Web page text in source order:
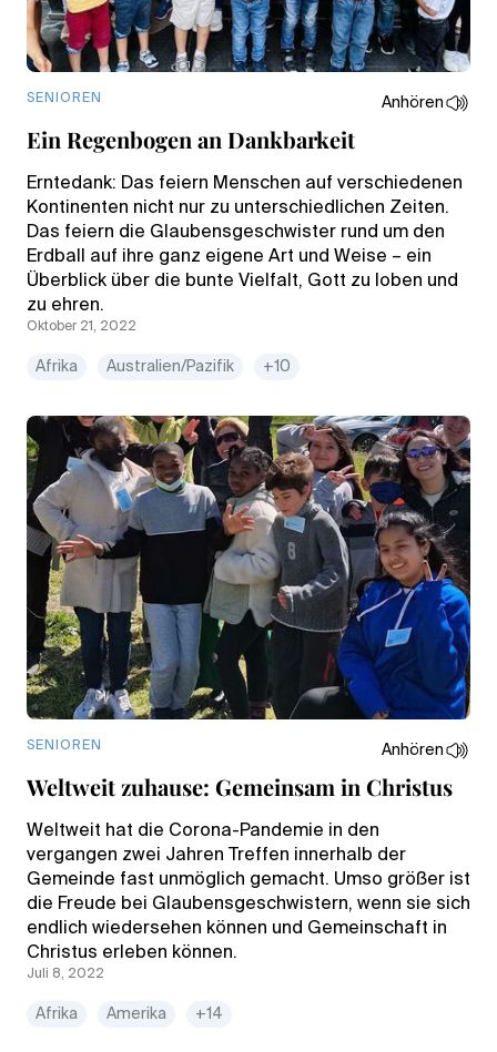
SENIOREN Anhören
Ein Regenbogen an Dankbarkeit
Erntedank: Das feiern Menschen auf verschiedenen
Kontinenten nicht nur zu unterschiedlichen Zeiten.
Das feiern die Glaubensgeschwister rund um den
Erdball auf ihre ganz eigene Art und Weise – ein
Überblick über die bunte Vielfalt, Gott zu loben und
zu ehren.
Oktober 21, 2022
Afrika Australien/Pazifik +10
SENIOREN Anhören
Weltweit zuhause: Gemeinsam in Christus
Weltweit hat die Corona-Pandemie in den
vergangen zwei Jahren Treffen innerhalb der
Gemeinde fast unmöglich gemacht. Umso größer ist
die Freude bei Glaubensgeschwistern, wenn sie sich
endlich wiedersehen können und Gemeinschaft in
Christus erleben können.
Juli 8, 2022
Afrika Amerika +14